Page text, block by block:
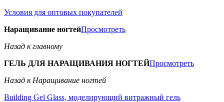
Условия для оптовых покупателей
Наращивание ногтейПросмотреть
Назад к главному
ГЕЛЬ ДЛЯ НАРАЩИВАНИЯ НОГТЕЙПросмотреть
Назад к Наращивание ногтей
Building Gel Glass, моделирующий витражный гель